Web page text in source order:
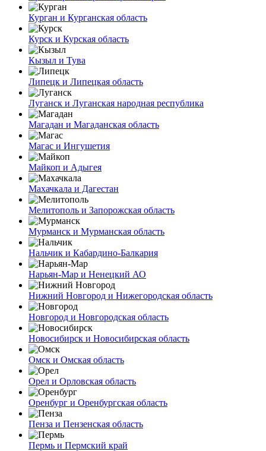
Курган и Курганская область
Курск и Курская область
Кызыл и Тува
Липецк и Липецкая область
Луганск и Луганская народная республика
Магадан и Магаданская область
Магас и Ингушетия
Майкоп и Адыгея
Махачкала и Дагестан
Мелитополь и Запорожская область
Мурманск и Мурманская область
Нальчик и Кабардино-Балкария
Нарьян-Мар и Ненецкий АО
Нижний Новгород и Нижегородская область
Новгород и Новгородская область
Новосибирск и Новосибирская область
Омск и Омская область
Орел и Орловская область
Оренбург и Оренбургская область
Пенза и Пензенская область
Пермь и Пермский край